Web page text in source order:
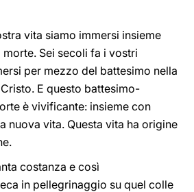
vita siamo immersi insieme
Sei secoli fa i vostri
per mezzo del battesimo nella
E questo battesimo-
è vivificante: insieme con
nuova vita. Questa vita ha origine
costanza e così
in pellegrinaggio su quel colle